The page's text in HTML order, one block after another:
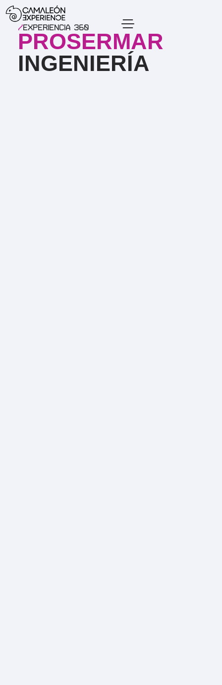
/Experiencia 360
PROSERMAR
INGENIERÍA